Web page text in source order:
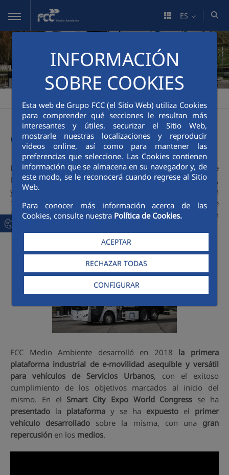
Saltar al contenido principal
INFORMACIÓN
SOBRE COOKIES
Esta web de Grupo FCC (el Sitio Web) utiliza Cookies
para comprender qué secciones le resultan más
interesantes y útiles, securizar el Sitio Web,
mostrarle nuestras localizaciones y reproducir
videos online, así como para mantener las
preferencias que seleccione. Las Cookies contienen
información que se almacena en su navegador y, de
este modo, se le reconocerá cuando regrese al Sitio
Web.
Para conocer más información acerca de las
Cookies, consulte nuestra Política de Cookies.
ACEPTAR
RECHAZAR TODAS
CONFIGURAR
ES
>
e-movilidad
La Innovación está en el ADN de FCC Medio Ambiente, que
lleva más de 45 años investigando en movilidad eléctrica,
y desarrolló su primer camión recolector 100% eléctrico en
1974. En la actualidad cuenta con una flota de cerca de
20.000 vehículos, de los que casi 1.600 unidades son
eléctricas y más de 1.900 de GNC o Bi-Power.
FCC Medio Ambiente desarrolló en 2018 la primera
plataforma industrial de e-movilidad asequible y versátil
para vehículos de Servicios Urbanos, con el exitoso
cumplimiento de los objetivos marcados al inicio del
mismo. En el Smart City Expo World Congress se ha
presentado la plataforma y se ha expuesto el primer
vehículo desarrollado sobre la misma, con una gran
repercusión en los medios.